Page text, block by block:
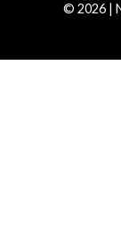
© 2026 |